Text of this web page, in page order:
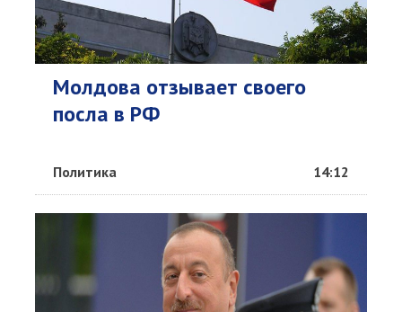
Молдова отзывает своего
посла в РФ
Политика 14:12